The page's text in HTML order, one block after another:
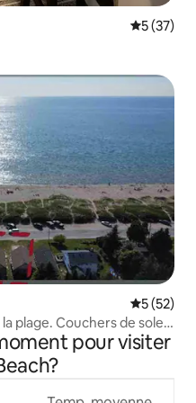
Note
5 (37)
les plus aimés
Note
5 (52)
plage. Couchers de soleil,
pour visiter